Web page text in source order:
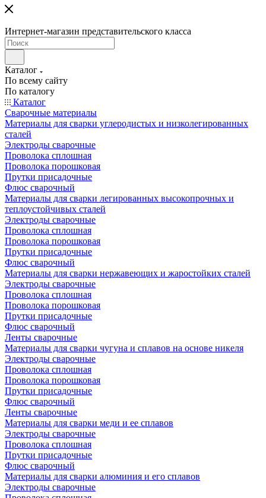
Интернет-магазин представительского класса
Каталог
По всему сайту
По каталогу
Каталог
Сварочные материалы
Материалы для сварки углеродистых и низколегированных
сталей
Электроды сварочные
Проволока сплошная
Проволока порошковая
Прутки присадочные
Флюс сварочный
Материалы для сварки легированных высокопрочных и
теплоустойчивых сталей
Электроды сварочные
Проволока сплошная
Проволока порошковая
Прутки присадочные
Флюс сварочный
Материалы для сварки нержавеющих и жаростойких сталей
Электроды сварочные
Проволока сплошная
Проволока порошковая
Прутки присадочные
Флюс сварочный
Ленты сварочные
Материалы для сварки чугуна и сплавов на основе никеля
Электроды сварочные
Проволока сплошная
Проволока порошковая
Прутки присадочные
Флюс сварочный
Ленты сварочные
Материалы для сварки меди и ее сплавов
Электроды сварочные
Проволока сплошная
Прутки присадочные
Флюс сварочный
Материалы для сварки алюминия и его сплавов
Электроды сварочные